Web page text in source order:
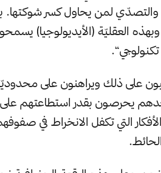
والتصدّي لمن يحاول كسر
وبهذه العقليّة (الأيديولوجيا)
على ذلك ويراهنون على
يحرصون بقدر استطاعتهم على
التي تكفل الانخراط في